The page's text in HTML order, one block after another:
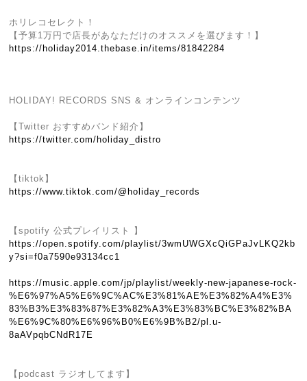
ホリレコセレクト！
【予算1万円で店長があなただけのオススメを選びます！】
https://holiday2014.thebase.in/items/81842284
HOLIDAY! RECORDS SNS & オンラインコンテンツ
【Twitter おすすめバンド紹介】
https://twitter.com/holiday_distro
【tiktok】
https://www.tiktok.com/@holiday_records
【spotify 公式プレイリスト 】
https://open.spotify.com/playlist/3wmUWGXcQiGPaJvLKQ2kb
y?si=f0a7590e93134cc1
https://music.apple.com/jp/playlist/weekly-new-japanese-rock-
%E6%97%A5%E6%9C%AC%E3%81%AE%E3%82%A4%E3%
83%B3%E3%83%87%E3%82%A3%E3%83%BC%E3%82%BA
%E6%9C%80%E6%96%B0%E6%9B%B2/pl.u-
8aAVpqbCNdR17E
【podcast ラジオしてます】